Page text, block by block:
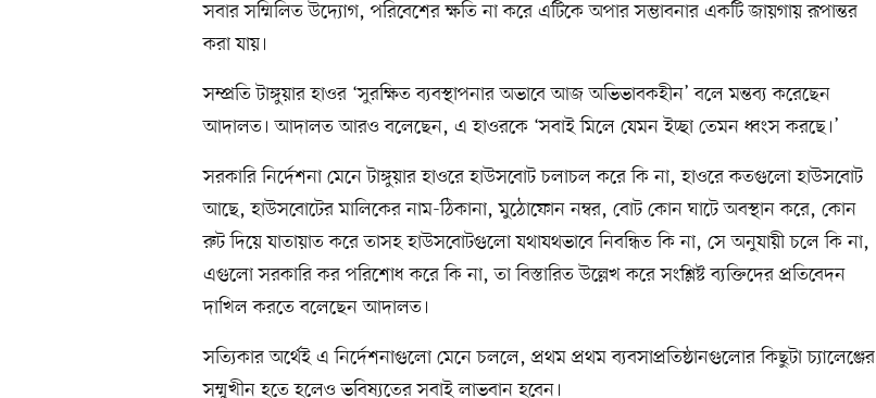
সবার সম্মিলিত উদ্যোগ, পরিবেশের ক্ষতি না করে এটিকে অপার সম্ভাবনার একটি জায়গায় রূপান্তর
করা যায়।
সম্প্রতি টাঙ্গুয়ার হাওর ‘সুরক্ষিত ব্যবস্থাপনার অভাবে আজ অভিভাবকহীন’ বলে মন্তব্য করেছেন
আদালত। আদালত আরও বলেছেন, এ হাওরকে ‘সবাই মিলে যেমন ইচ্ছা তেমন ধ্বংস করছে।’
সরকারি নির্দেশনা মেনে টাঙ্গুয়ার হাওরে হাউসবোট চলাচল করে কি না, হাওরে কতগুলো হাউসবোট
আছে, হাউসবোটের মালিকের নাম-ঠিকানা, মুঠোফোন নম্বর, বোট কোন ঘাটে অবস্থান করে, কোন
রুট দিয়ে যাতায়াত করে তাসহ হাউসবোটগুলো যথাযথভাবে নিবন্ধিত কি না, সে অনুযায়ী চলে কি না,
এগুলো সরকারি কর পরিশোধ করে কি না, তা বিস্তারিত উল্লেখ করে সংশ্লিষ্ট ব্যক্তিদের প্রতিবেদন
দাখিল করতে বলেছেন আদালত।
সত্যিকার অর্থেই এ নির্দেশনাগুলো মেনে চললে, প্রথম প্রথম ব্যবসাপ্রতিষ্ঠানগুলোর কিছুটা চ্যালেঞ্জের
সম্মুখীন হতে হলেও ভবিষ্যতের সবাই লাভবান হবেন।